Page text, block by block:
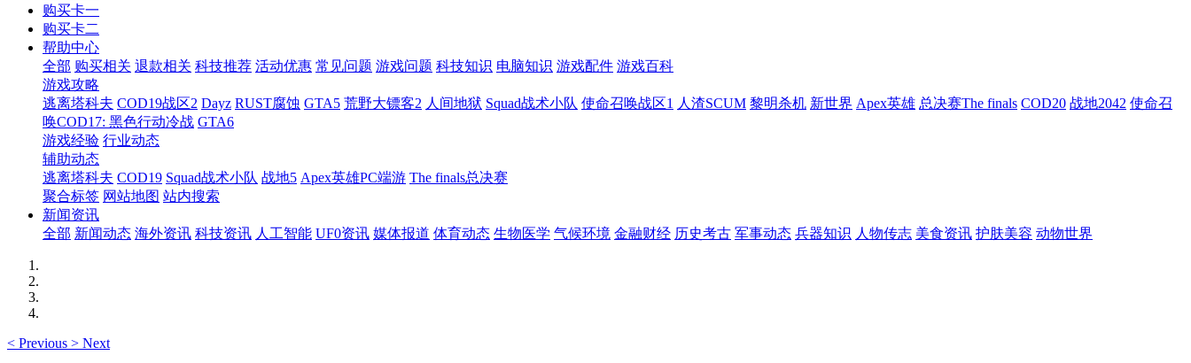
购买卡一
购买卡二
帮助中心
全部 购买相关 退款相关 科技推荐 活动优惠 常见问题 游戏问题 科技知识 电脑知识 游戏配件 游戏百科
游戏攻略
逃离塔科夫 COD19战区2 Dayz RUST腐蚀 GTA5 荒野大镖客2 人间地狱 Squad战术小队 使命召唤战区1 人渣SCUM 黎明杀机 新世界 Apex英雄 总决赛The finals COD20 战地2042 使命召
唤COD17: 黑色行动冷战 GTA6
游戏经验 行业动态
辅助动态
逃离塔科夫 COD19 Squad战术小队 战地5 Apex英雄PC端游 The finals总决赛
聚合标签 网站地图 站内搜索
新闻资讯
全部 新闻动态 海外资讯 科技资讯 人工智能 UF0资讯 媒体报道 体育动态 生物医学 气候环境 金融财经 历史考古 军事动态 兵器知识 人物传志 美食资讯 护肤美容 动物世界
< Previous > Next